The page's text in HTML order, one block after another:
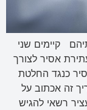
קיימים שני
אסיר לצורך
כנגד החלטת
זה אכתוב על
רשאי להגיש